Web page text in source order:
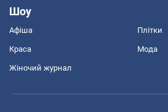
Шоу
Афіша Плітки
Краса Мода
Жіночий журнал